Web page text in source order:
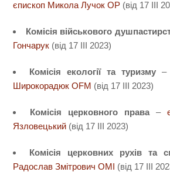
єпископ Микола Лучок ОР (від 17 ІII
Комісія військового
Гончарук (від 17 ІII 2023)
Комісія екології та туризму–
Широкорадюк OFM (від 17 ІІІ 2023)
Комісія церковного права –
Язловецький (від 17 ІІІ 2023)
Комісія церковних рухів та
Радослав Змітрович ОМІ (від 17 ІІІ